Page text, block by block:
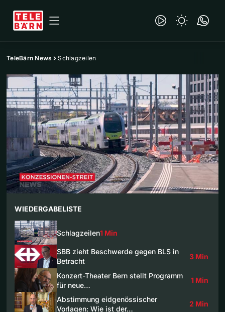
TeleBärn News Schlagzeilen
WIEDERGABELISTE
Schlagzeilen1 Min
SBB zieht Beschwerde gegen BLS in
Betracht
3 Min
Konzert-Theater Bern stellt Programm
für neue…
1 Min
Abstimmung eidgenössischer
Vorlagen: Wie ist der…
2 Min